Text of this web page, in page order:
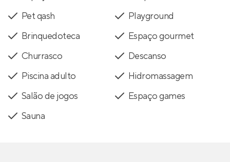
Pet qash
Playground
Brinquedoteca
Espaço gourmet
Churrasco
Descanso
Piscina adulto
Hidromassagem
Salão de jogos
Espaço games
Sauna